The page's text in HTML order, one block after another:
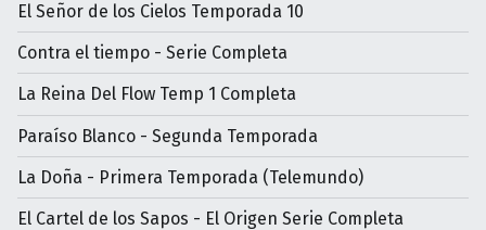
El Señor de los Cielos Temporada 10
Contra el tiempo - Serie Completa
La Reina Del Flow Temp 1 Completa
Paraíso Blanco - Segunda Temporada
La Doña - Primera Temporada (Telemundo)
El Cartel de los Sapos - El Origen Serie Completa